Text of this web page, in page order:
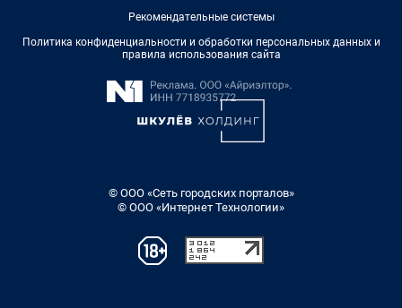
Рекомендательные системы
Политика конфиденциальности и обработки персональных данных и
правила использования сайта
© ООО «Сеть городских порталов»
© ООО «Интернет Технологии»